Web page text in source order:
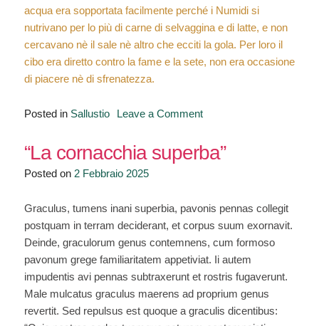
acqua era sopportata facilmente perché i Numidi si
nutrivano per lo più di carne di selvaggina e di latte, e non
cercavano nè il sale nè altro che ecciti la gola. Per loro il
cibo era diretto contro la fame e la sete, non era occasione
di piacere nè di sfrenatezza.
Posted in Sallustio Leave a Commenton
vuole
di
Capsa”
“La cornacchia superba”
Posted on 2 Febbraio 2025
Graculus, tumens inani superbia, pavonis pennas collegit
postquam in terram deciderant, et corpus suum exornavit.
Deinde, graculorum genus contemnens, cum formoso
pavonum grege familiaritatem appetiviat. Ii autem
impudentis avi pennas subtraxerunt et rostris fugaverunt.
Male mulcatus graculus maerens ad proprium genus
revertit. Sed repulsus est quoque a graculis dicentibus: